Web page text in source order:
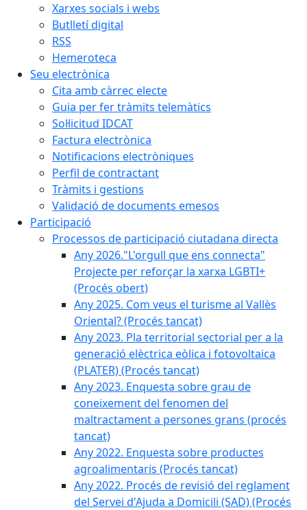
Xarxes socials i webs
Butlletí digital
RSS
Hemeroteca
Seu electrònica
Cita amb càrrec electe
Guia per fer tràmits telemàtics
Sol·licitud IDCAT
Factura electrònica
Notificacions electròniques
Perfil de contractant
Tràmits i gestions
Validació de documents emesos
Participació
Processos de participació ciutadana directa
Any 2026."L'orgull que ens connecta"
Projecte per reforçar la xarxa LGBTI+
(Procés obert)
Any 2025. Com veus el turisme al Vallès
Oriental? (Procés tancat)
Any 2023. Pla territorial sectorial per a la
generació elèctrica eòlica i fotovoltaica
(PLATER) (Procés tancat)
Any 2023. Enquesta sobre grau de
coneixement del fenomen del
maltractament a persones grans (procés
tancat)
Any 2022. Enquesta sobre productes
agroalimentaris (Procés tancat)
Any 2022. Procés de revisió del reglament
del Servei d'Ajuda a Domicili (SAD) (Procés